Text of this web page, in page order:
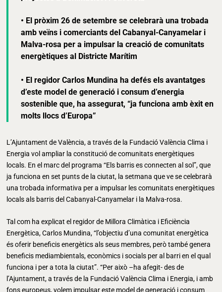
• El pròxim 26 de setembre se celebrarà una trobada
amb veïns i comerciants del Cabanyal-Canyamelar i
Malva-rosa per a impulsar la creació de comunitats
energètiques al Districte Marítim
• El regidor Carlos Mundina ha defés els avantatges
d’este model de generació i consum d’energia
sostenible que, ha assegurat, “ja funciona amb èxit en
molts llocs d’Europa”
L’Ajuntament de València, a través de la Fundació València Clima i
Energia vol ampliar la constitució de comunitats energètiques
locals. En el marc del programa “Els barris es connecten al sol”, que
ja funciona en set punts de la ciutat, la setmana que ve se celebrarà
una trobada informativa per a impulsar les comunitats energètiques
locals als barris del Cabanyal-Canyamelar i la Malva-rosa.
Tal com ha explicat el regidor de Millora Climàtica i Eficiència
Energètica, Carlos Mundina, “l’objectiu d’una comunitat energètica
és oferir beneficis energètics als seus membres, però també genera
beneficis mediambientals, econòmics i socials per al barri en el qual
funciona i per a tota la ciutat”. “Per això –ha afegit- des de
l’Ajuntament, a través de la Fundació València Clima i Energia, i amb
fons europeus, volem impulsar este model de generació i consum